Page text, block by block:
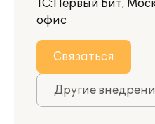
1С:Первый Бит,
офис
Связаться
Другие